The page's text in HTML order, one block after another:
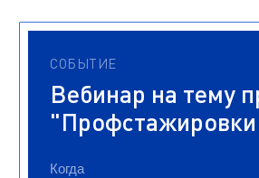
СОБЫТИЕ
Вебинар на тему
"Профстажировки
Когда